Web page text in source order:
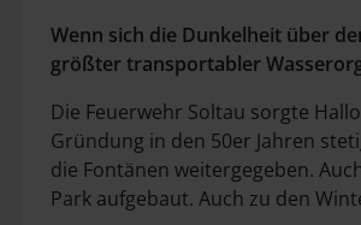
Wenn sich die Dunkelheit über
größter transportabler
Die Feuerwehr Soltau sorgte
Gründung in den 50er Jahren
die Fontänen weitergegeben.
Park aufgebaut. Auch zu den